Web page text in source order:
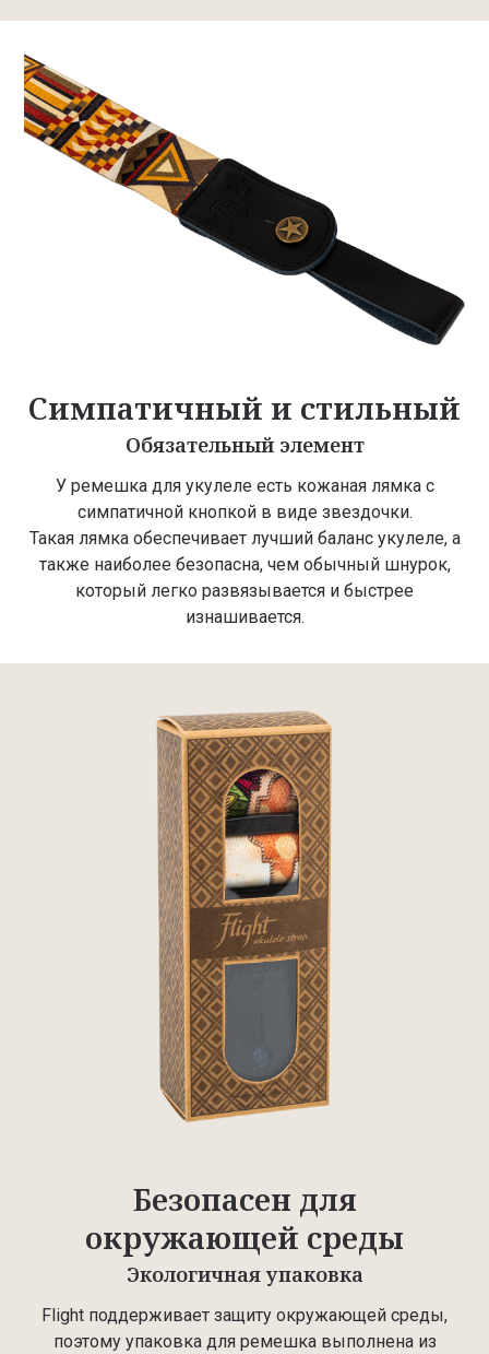
Симпатичный и стильный
Обязательный элемент
У ремешка для укулеле есть кожаная лямка с
симпатичной кнопкой в виде звездочки.
Такая лямка обеспечивает лучший баланс укулеле, а
также наиболее безопасна, чем обычный шнурок,
который легко развязывается и быстрее
изнашивается.
Безопасен для
окружающей среды
Экологичная упаковка
Flight поддерживает защиту окружающей среды,
поэтому упаковка для ремешка выполнена из